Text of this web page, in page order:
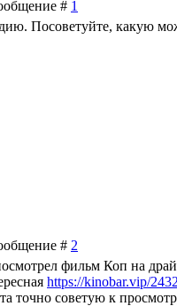
# 1
Посоветуйте, какую
# 2
фильм Коп на
https://kinobar.vip/
точно советую к